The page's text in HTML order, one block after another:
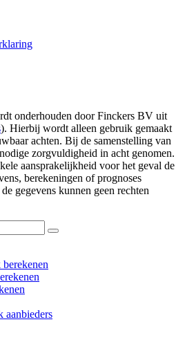
onderhouden door Finckers BV uit
). Hierbij wordt alleen gebruik gemaakt
achten. Bij de samenstelling van
zorgvuldigheid in acht genomen.
aansprakelijkheid voor het geval de
berekeningen of prognoses
gegevens kunnen geen rechten
aanbieders